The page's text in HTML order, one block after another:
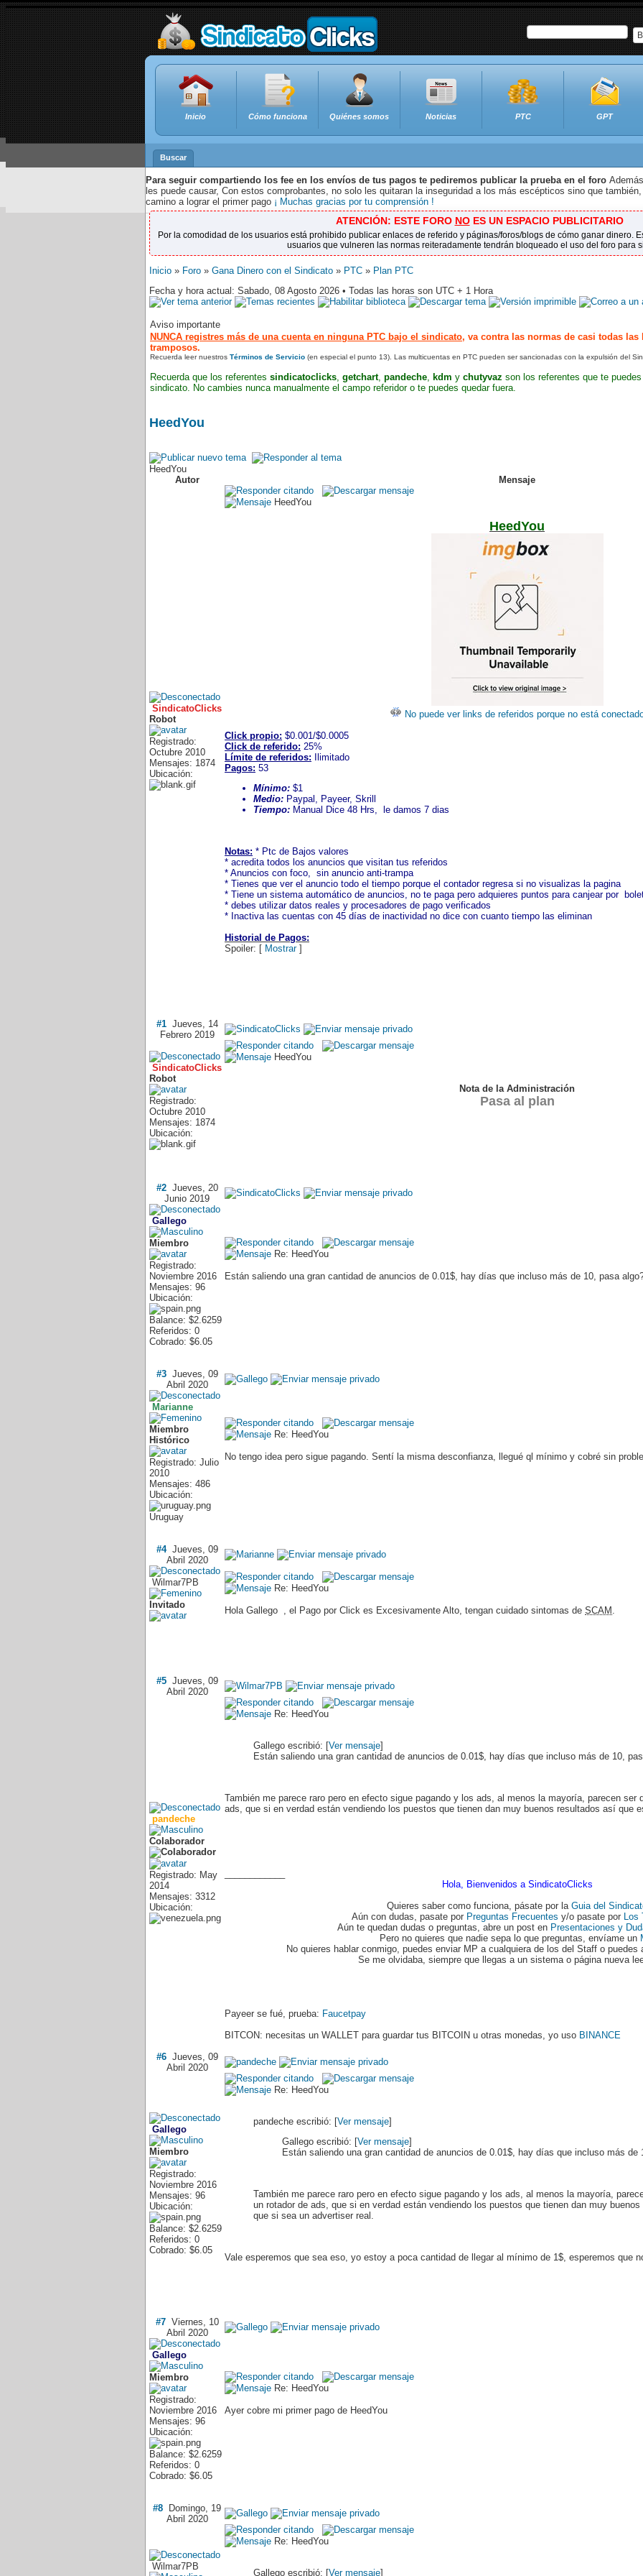
Inicio Cómo funciona Quiénes somos Noticias PTC GPT
Buscar
Para seguir compartiendo los fee en los envíos de tus pagos te pediremos publicar la prueba en el foro
les puede causar, Con estos comprobantes, no solo les quitaran la inseguridad a los más escépticos sino que
camino a lograr el primer pago ¡ Muchas gracias por tu comprensión !
ATENCIÓN: ESTE FORO NOES UN ESPACIO PUBLICITARIO
Por la comodidad de los usuarios está prohibido publicar enlaces de referido y páginas/foros/blogs de cómo ganar dinero.
usuarios que vulneren las normas reiteradamente tendrán bloqueado el uso del foro para
Inicio » Foro » Gana Dinero con el Sindicato » PTC » Plan PTC
Fecha y hora actual: Sabado, 08 Agosto 2026 • Todas las horas son UTC + 1 Hora
Aviso importante
NUNCA registres más de una cuenta en ninguna PTC bajo el sindicato, va contra las normas de casi todas
tramposos.
Recuerda leer nuestros Términos de Servicio (en especial el punto 13). Las multicuentas en PTC pueden ser sancionadas con la expulsión del
Recuerda que los referentes sindicatoclicks, getchart, pandeche, kdm y chutyvaz son los referentes que te
sindicato. No cambies nunca manualmente el campo referidor o te puedes quedar fuera.
HeedYou
HeedYou
Autor
Mensaje
SindicatoClicks
Robot
Registrado:
Octubre 2010
Mensajes: 1874
Ubicación:
HeedYou
HeedYou
No puede ver links de referidos porque no está
Click propio: $0.001/$0.0005
Click de referido: 25%
Límite de referidos: Ilimitado
Pagos: 53
Mínimo: $1
Medio: Paypal, Payeer, Skrill
Tiempo: Manual Dice 48 Hrs, le damos 7 dias
Notas: * Ptc de Bajos valores
* acredita todos los anuncios que visitan tus referidos
* Anuncios con foco, sin anuncio anti-trampa
* Tienes que ver el anuncio todo el tiempo porque el contador regresa si no visualizas la pagina
* Tiene un sistema automático de anuncios, no te paga pero adquieres puntos para canjear por
* debes utilizar datos reales y procesadores de pago verificados
* Inactiva las cuentas con 45 días de inactividad no dice con cuanto tiempo las eliminan
Historial de Pagos:
Spoiler: [ Mostrar]
#1Jueves, 14
Febrero 2019
SindicatoClicks
Robot
Registrado:
Octubre 2010
Mensajes: 1874
Ubicación:
HeedYou
Nota de la Administración
Pasa al plan
#2Jueves, 20
Junio 2019
Gallego
Miembro
Registrado:
Noviembre 2016
Mensajes: 96
Ubicación:
Balance: $2.6259
Referidos: 0
Cobrado: $6.05
Re: HeedYou
Están saliendo una gran cantidad de anuncios de 0.01$, hay días que incluso más de 10, pasa
#3Jueves, 09
Abril 2020
Marianne
Miembro
Histórico
Registrado: Julio
2010
Mensajes: 486
Ubicación:
Uruguay
Re: HeedYou
No tengo idea pero sigue pagando. Sentí la misma desconfianza, llegué ql mínimo y cobré sin
#4Jueves, 09
Abril 2020
Wilmar7PB
Invitado
Re: HeedYou
Hola Gallego , el Pago por Click es Excesivamente Alto, tengan cuidado sintomas de SCAM .
#5Jueves, 09
Abril 2020
pandeche
Colaborador
Registrado: May
2014
Mensajes: 3312
Ubicación:
Re: HeedYou
Gallego escribió: [Ver mensaje]
Están saliendo una gran cantidad de anuncios de 0.01$, hay días que incluso más de 10,
También me parece raro pero en efecto sigue pagando y los ads, al menos la mayoría, parecen ser
ads, que si en verdad están vendiendo los puestos que tienen dan muy buenos resultados así que
Hola, Bienvenidos a SindicatoClicks
Quieres saber como funciona, pásate por la Guia del
Aún con dudas, pasate por Preguntas Frecuentes y/o pasate por Los
Aún te quedan dudas o preguntas, abre un post en Presentaciones y
Pero no quieres que nadie sepa lo que preguntas, envíame un
No quieres hablar conmigo, puedes enviar MP a cualquiera de los del Staff o puedes
Se me olvidaba, siempre que llegas a un sistema o página nueva
Payeer se fué, prueba: Faucetpay
BITCON: necesitas un WALLET para guardar tus BITCOIN u otras monedas, yo uso BINANCE
#6Jueves, 09
Abril 2020
Gallego
Miembro
Registrado:
Noviembre 2016
Mensajes: 96
Ubicación:
Balance: $2.6259
Referidos: 0
Cobrado: $6.05
Re: HeedYou
pandeche escribió: [Ver mensaje]
Gallego escribió: [Ver mensaje]
Están saliendo una gran cantidad de anuncios de 0.01$, hay días que incluso más de
También me parece raro pero en efecto sigue pagando y los ads, al menos la mayoría,
un rotador de ads, que si en verdad están vendiendo los puestos que tienen dan muy
que si sea un advertiser real.
Vale esperemos que sea eso, yo estoy a poca cantidad de llegar al mínimo de 1$, esperemos que
#7Viernes, 10
Abril 2020
Gallego
Miembro
Registrado:
Noviembre 2016
Mensajes: 96
Ubicación:
Balance: $2.6259
Referidos: 0
Cobrado: $6.05
Re: HeedYou
Ayer cobre mi primer pago de HeedYou
#8 Domingo, 19
Abril 2020
Wilmar7PB
Re: HeedYou
Gallego escribió: [Ver mensaje]